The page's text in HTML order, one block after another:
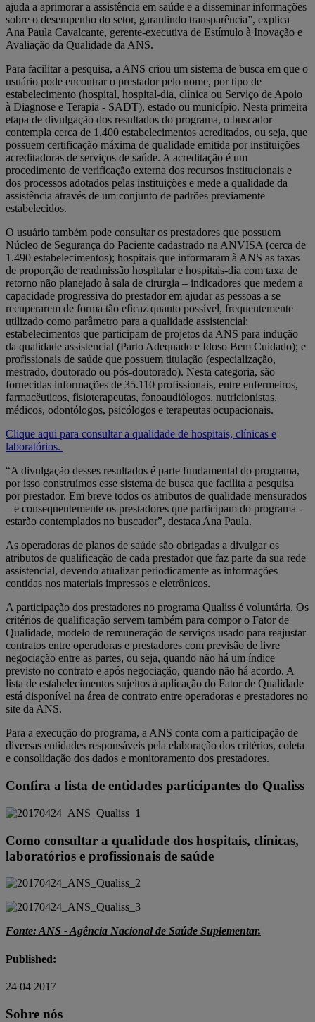
ajuda a aprimorar a assistência em saúde e a disseminar informações
sobre o desempenho do setor, garantindo transparência”, explica
Ana Paula Cavalcante, gerente-executiva de Estímulo à Inovação e
Avaliação da Qualidade da ANS.
Para facilitar a pesquisa, a ANS criou um sistema de busca em que o
usuário pode encontrar o prestador pelo nome, por tipo de
estabelecimento (hospital, hospital-dia, clínica ou Serviço de Apoio
à Diagnose e Terapia - SADT), estado ou município. Nesta primeira
etapa de divulgação dos resultados do programa, o buscador
contempla cerca de 1.400 estabelecimentos acreditados, ou seja, que
possuem certificação máxima de qualidade emitida por instituições
acreditadoras de serviços de saúde. A acreditação é um
procedimento de verificação externa dos recursos institucionais e
dos processos adotados pelas instituições e mede a qualidade da
assistência através de um conjunto de padrões previamente
estabelecidos.
O usuário também pode consultar os prestadores que possuem
Núcleo de Segurança do Paciente cadastrado na ANVISA (cerca de
1.490 estabelecimentos); hospitais que informaram à ANS as taxas
de proporção de readmissão hospitalar e hospitais-dia com taxa de
retorno não planejado à sala de cirurgia – indicadores que medem a
capacidade progressiva do prestador em ajudar as pessoas a se
recuperarem de forma tão eficaz quanto possível, frequentemente
utilizado como parâmetro para a qualidade assistencial;
estabelecimentos que participam de projetos da ANS para indução
da qualidade assistencial (Parto Adequado e Idoso Bem Cuidado); e
profissionais de saúde que possuem titulação (especialização,
mestrado, doutorado ou pós-doutorado). Nesta categoria, são
fornecidas informações de 35.110 profissionais, entre enfermeiros,
farmacêuticos, fisioterapeutas, fonoaudiólogos, nutricionistas,
médicos, odontólogos, psicólogos e terapeutas ocupacionais.
Clique aqui para consultar a qualidade de hospitais, clínicas e
laboratórios.
“A divulgação desses resultados é parte fundamental do programa,
por isso construímos esse sistema de busca que facilita a pesquisa
por prestador. Em breve todos os atributos de qualidade mensurados
– e consequentemente os prestadores que participam do programa -
estarão contemplados no buscador”, destaca Ana Paula.
As operadoras de planos de saúde são obrigadas a divulgar os
atributos de qualificação de cada prestador que faz parte da sua rede
assistencial, devendo atualizar periodicamente as informações
contidas nos materiais impressos e eletrônicos.
A participação dos prestadores no programa Qualiss é voluntária. Os
critérios de qualificação servem também para compor o Fator de
Qualidade, modelo de remuneração de serviços usado para reajustar
contratos entre operadoras e prestadores com previsão de livre
negociação entre as partes, ou seja, quando não há um índice
previsto no contrato e após negociação, quando não há acordo. A
lista de estabelecimentos sujeitos à aplicação do Fator de Qualidade
está disponível na área de contrato entre operadoras e prestadores no
site da ANS.
Para a execução do programa, a ANS conta com a participação de
diversas entidades responsáveis pela elaboração dos critérios, coleta
e consolidação dos dados e monitoramento dos prestadores.
Confira a lista de entidades participantes do Qualiss
Como consultar a qualidade dos hospitais, clínicas,
laboratórios e profissionais de saúde
Fonte: ANS - Agência Nacional de Saúde Suplementar.
Published:
24 04 2017
Sobre nós